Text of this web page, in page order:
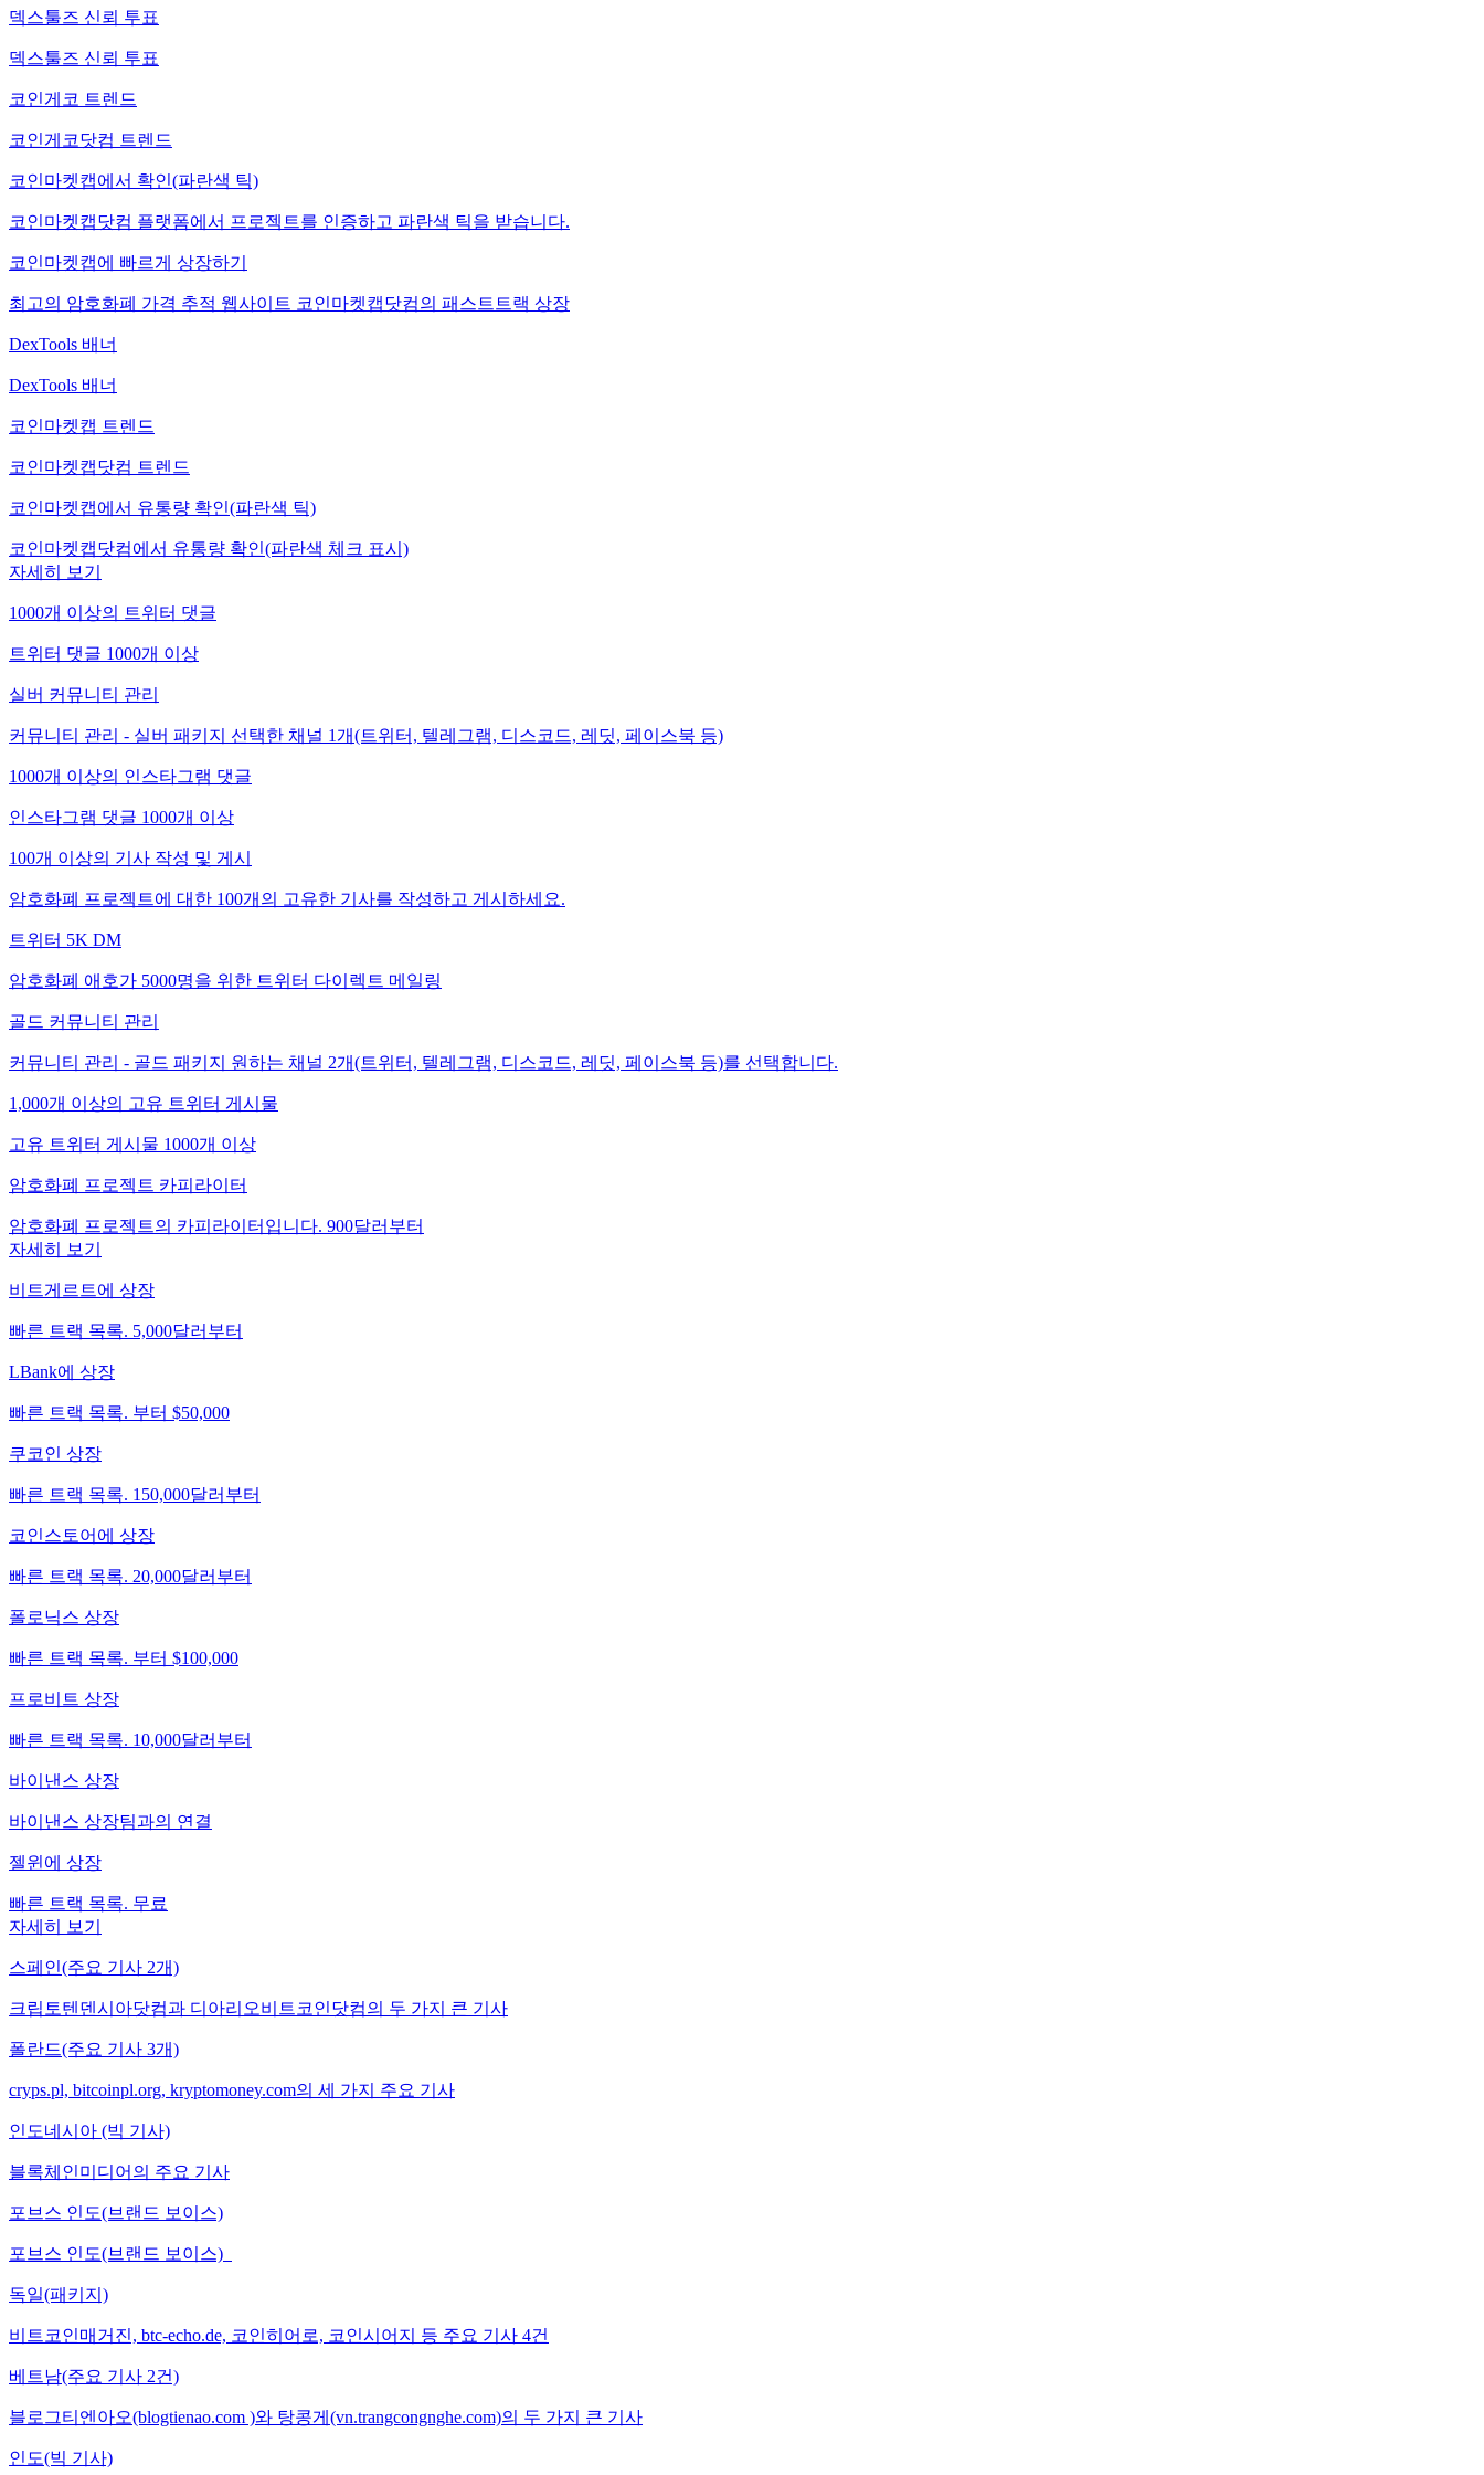
덱스툴즈 신뢰 투표
덱스툴즈 신뢰 투표
코인게코 트렌드
코인게코닷컴 트렌드
코인마켓캡에서 확인(파란색 틱)
코인마켓캡닷컴 플랫폼에서 프로젝트를 인증하고 파란색 틱을 받습니다.
코인마켓캡에 빠르게 상장하기
최고의 암호화폐 가격 추적 웹사이트 코인마켓캡닷컴의 패스트트랙 상장
DexTools 배너
DexTools 배너
코인마켓캡 트렌드
코인마켓캡닷컴 트렌드
코인마켓캡에서 유통량 확인(파란색 틱)
코인마켓캡닷컴에서 유통량 확인(파란색 체크 표시)
자세히 보기
1000개 이상의 트위터 댓글
트위터 댓글 1000개 이상
실버 커뮤니티 관리
커뮤니티 관리 - 실버 패키지 선택한 채널 1개(트위터, 텔레그램, 디스코드, 레딧, 페이스북 등)
1000개 이상의 인스타그램 댓글
인스타그램 댓글 1000개 이상
100개 이상의 기사 작성 및 게시
암호화폐 프로젝트에 대한 100개의 고유한 기사를 작성하고 게시하세요.
트위터 5K DM
암호화폐 애호가 5000명을 위한 트위터 다이렉트 메일링
골드 커뮤니티 관리
커뮤니티 관리 - 골드 패키지 원하는 채널 2개(트위터, 텔레그램, 디스코드, 레딧, 페이스북 등)를 선택합니다.
1,000개 이상의 고유 트위터 게시물
고유 트위터 게시물 1000개 이상
암호화폐 프로젝트 카피라이터
암호화폐 프로젝트의 카피라이터입니다. 900달러부터
자세히 보기
비트게르트에 상장
빠른 트랙 목록. 5,000달러부터
LBank에 상장
빠른 트랙 목록. 부터 $50,000
쿠코인 상장
빠른 트랙 목록. 150,000달러부터
코인스토어에 상장
빠른 트랙 목록. 20,000달러부터
폴로닉스 상장
빠른 트랙 목록. 부터 $100,000
프로비트 상장
빠른 트랙 목록. 10,000달러부터
바이낸스 상장
바이낸스 상장팀과의 연결
젤윈에 상장
빠른 트랙 목록. 무료
자세히 보기
스페인(주요 기사 2개)
크립토텐덴시아닷컴과 디아리오비트코인닷컴의 두 가지 큰 기사
폴란드(주요 기사 3개)
cryps.pl, bitcoinpl.org, kryptomoney.com의 세 가지 주요 기사
인도네시아 (빅 기사)
블록체인미디어의 주요 기사
포브스 인도(브랜드 보이스)
포브스 인도(브랜드 보이스)
독일(패키지)
비트코인매거진, btc-echo.de, 코인히어로, 코인시어지 등 주요 기사 4건
베트남(주요 기사 2건)
블로그티엔아오(blogtienao.com )와 탕콩게(vn.trangcongnghe.com)의 두 가지 큰 기사
인도(빅 기사)